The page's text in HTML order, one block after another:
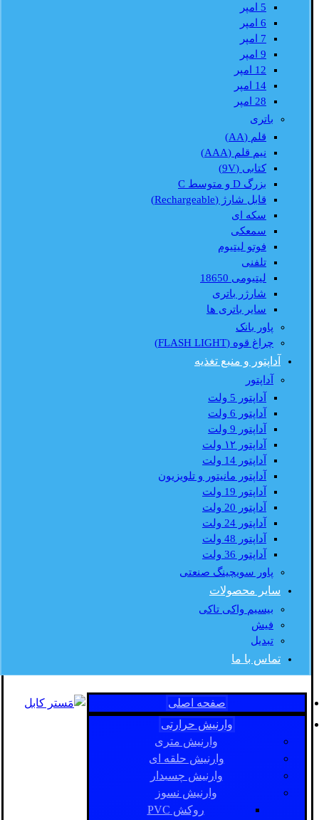
5 امپر
6 امپر
7 امپر
9 امپر
12 امپر
14 امپر
28 امپر
باتری
قلم (AA)
نیم قلم (AAA)
کتابی (9V)
بزرگ D و متوسط C
قابل شارژ (Rechargeable)
سکه ای
سمعکی
فوتو لیتیوم
تلفنی
لیتیومی 18650
شارژر باتری
سایر باتری ها
پاور بانک
چراغ قوه (FLASH LIGHT)
آداپتور و منبع تغذیه
آداپتور
آداپتور 5 ولت
آداپتور 6 ولت
آداپتور 9 ولت
آداپتور ۱۲ ولت
آداپتور 14 ولت
آداپتور مانیتور و تلویزیون
آداپتور 19 ولت
آداپتور 20 ولت
آداپتور 24 ولت
آداپتور 48 ولت
آداپتور 36 ولت
پاور سویچینگ صنعتی
سایر محصولات
بیسیم واکی تاکی
فیش
تبدیل
تماس با ما
صفحه اصلی
وارنیش حرارتی
وارنیش متری
وارنیش حلقه ای
وارنیش چسبدار
وارنیش نسوز
روکش PVC